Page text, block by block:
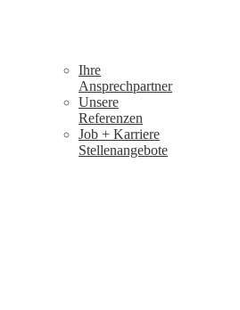
Ihre
Ansprechpartner
Unsere
Referenzen
Job + Karriere
Stellenangebote